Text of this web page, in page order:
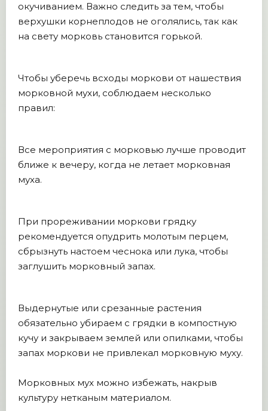
окучиванием. Важно следить за тем, чтобы
верхушки корнеплодов не оголялись, так как
на свету морковь становится горькой.
Чтобы уберечь всходы моркови от нашествия
морковной мухи, соблюдаем несколько
правил:
Все мероприятия с морковью лучше проводит
ближе к вечеру, когда не летает морковная
муха.
При прореживании моркови грядку
рекомендуется опудрить молотым перцем,
сбрызнуть настоем чеснока или лука, чтобы
заглушить морковный запах.
Выдернутые или срезанные растения
обязательно убираем с грядки в компостную
кучу и закрываем землей или опилками, чтобы
запах моркови не привлекал морковную муху.
Морковных мух можно избежать, накрыв
культуру нетканым материалом.